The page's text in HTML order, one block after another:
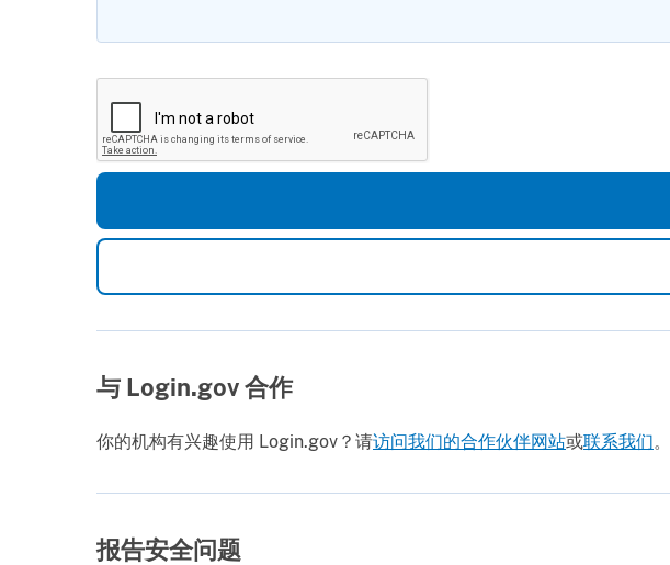
与 Login.gov 合作
你的机构有兴趣使用 Login.gov？请访问我们的合作伙伴网站或联系我们。
报告安全问题